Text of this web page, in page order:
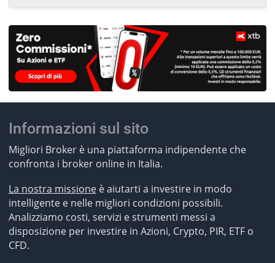
Informazioni sul sito
Migliori Broker è una piattaforma indipendente che
confronta i broker online in Italia.
La nostra missioneè aiutarti a investire in modo
intelligente e nelle migliori condizioni possibili.
Analizziamo costi, servizi e strumenti messi a
disposizione per investire in Azioni, Crypto, PIR, ETF o
CFD.